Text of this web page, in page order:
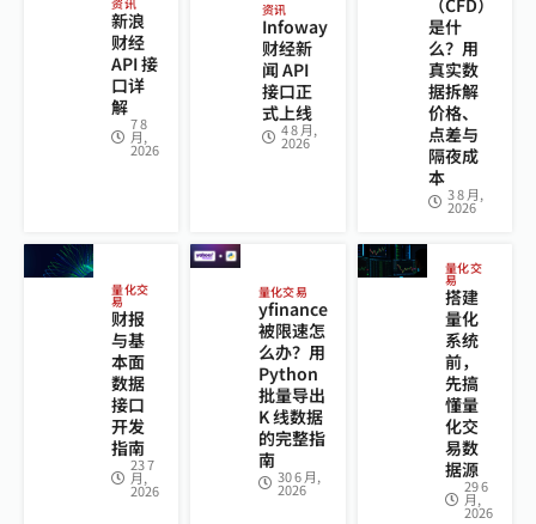
新浪
财经
API 接
口详
解
7 8
月,
2026
资讯
Infoway
财经新
闻 API
接口正
式上线
4 8 月,
2026
（CFD）
是什
么？用
真实数
据拆解
价格、
点差与
隔夜成
本
3 8 月,
2026
量化交
易
财报
与基
本面
数据
接口
开发
指南
23 7
月,
2026
量化交易
yfinance
被限速怎
么办？用
Python
批量导出
K 线数据
的完整指
南
30 6 月,
2026
量化交
易
搭建
量化
系统
前，
先搞
懂量
化交
易数
据源
29 6
月,
2026